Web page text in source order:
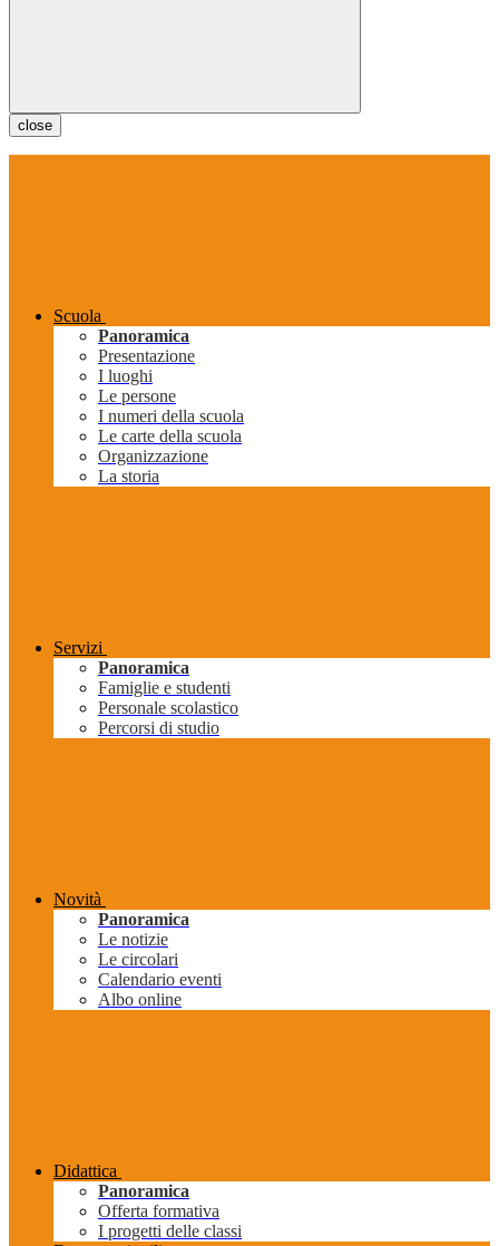
close
Scuola
Panoramica
Presentazione
I luoghi
Le persone
I numeri della scuola
Le carte della scuola
Organizzazione
La storia
Servizi
Panoramica
Famiglie e studenti
Personale scolastico
Percorsi di studio
Novità
Panoramica
Le notizie
Le circolari
Calendario eventi
Albo online
Didattica
Panoramica
Offerta formativa
I progetti delle classi